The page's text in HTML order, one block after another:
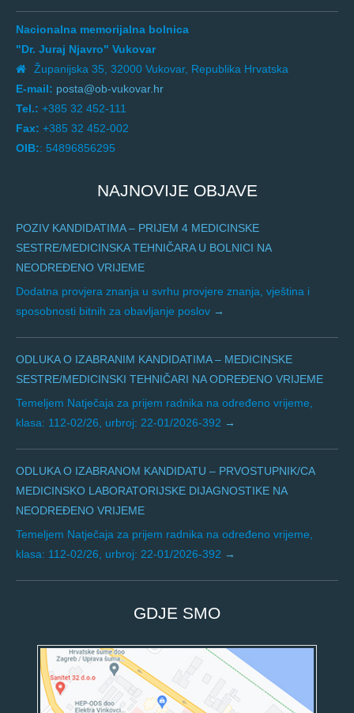
Nacionalna memorijalna bolnica
"Dr. Juraj Njavro" Vukovar
Županijska 35, 32000 Vukovar, Republika Hrvatska
E-mail: posta@ob-vukovar.hr
Tel.: +385 32 452-111
Fax: +385 32 452-002
OIB:: 54896856295
NAJNOVIJE OBJAVE
POZIV KANDIDATIMA – PRIJEM 4 MEDICINSKE
SESTRE/MEDICINSKA TEHNIČARA U BOLNICI NA
NEODREĐENO VRIJEME
Dodatna provjera znanja u svrhu provjere znanja, vještina i
sposobnosti bitnih za obavljanje poslov
ODLUKA O IZABRANIM KANDIDATIMA – MEDICINSKE
SESTRE/MEDICINSKI TEHNIČARI NA ODREĐENO VRIJEME
Temeljem Natječaja za prijem radnika na određeno vrijeme,
klasa: 112-02/26, urbroj: 22-01/2026-392
ODLUKA O IZABRANOM KANDIDATU – PRVOSTUPNIK/CA
MEDICINSKO LABORATORIJSKE DIJAGNOSTIKE NA
NEODREĐENO VRIJEME
Temeljem Natječaja za prijem radnika na određeno vrijeme,
klasa: 112-02/26, urbroj: 22-01/2026-392
GDJE SMO